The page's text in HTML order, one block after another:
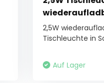
2,5W
Tischleuchte in
Auf Lager